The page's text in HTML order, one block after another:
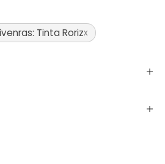
Tinta Roriz